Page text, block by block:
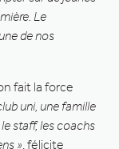
Le
de nos
fait la force
uni, une famille
staff, les coachs
» , félicite